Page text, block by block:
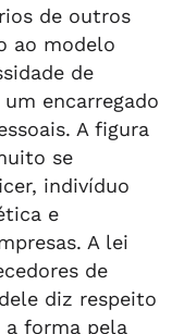
de outros
ao modelo
de
encarregado
A figura
se
indivíduo
e
A lei
de
diz respeito
forma pela